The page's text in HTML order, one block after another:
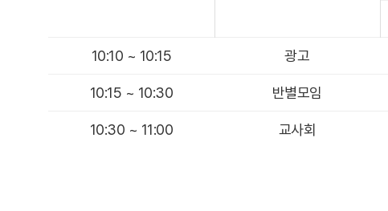
10:10 ~ 10:15 광고
10:15 ~ 10:30 반별모임
10:30 ~ 11:00 교사회